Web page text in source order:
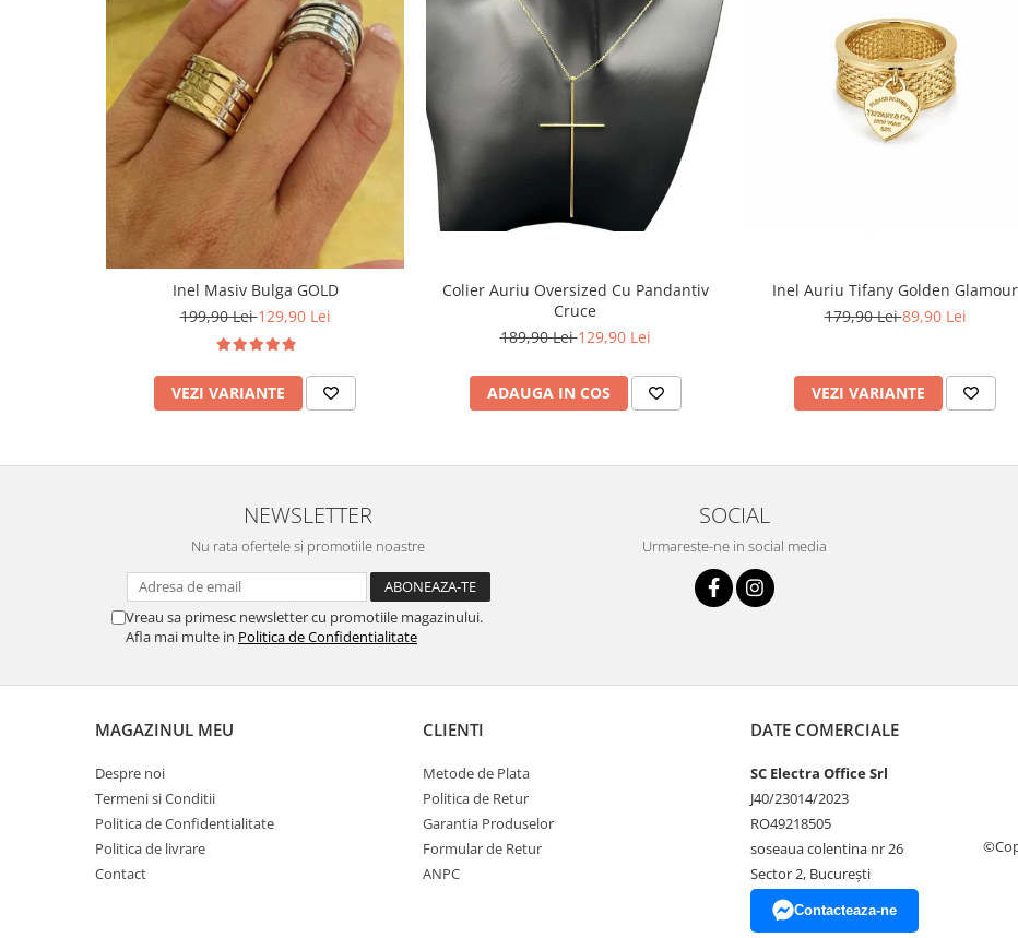
Inel Masiv Bulga GOLD
199,90 Lei129,90 Lei
VEZI VARIANTE
Colier Auriu Oversized Cu Pandantiv
Cruce
189,90 Lei129,90 Lei
ADAUGA IN COS
Inel Auriu Tifany Golden Glamour
179,90 Lei89,90 Lei
VEZI VARIANTE
NEWSLETTER
Nu rata ofertele si promotiile noastre
Vreau sa primesc newsletter cu promotiile magazinului.
Afla mai multe in Politica de Confidentialitate
SOCIAL
Urmareste-ne in social media
MAGAZINUL MEU
Despre noi
Termeni si Conditii
Politica de Confidentialitate
Politica de livrare
Contact
CLIENTI
Metode de Plata
Politica de Retur
Garantia Produselor
Formular de Retur
ANPC
DATE COMERCIALE
SC Electra Office Srl
J40/23014/2023
RO49218505
soseaua colentina nr 26
Sector 2, București
Contacteaza-ne